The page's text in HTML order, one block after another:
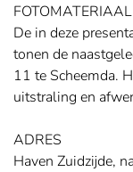
FOTOMATERIAAL
De in deze
tonen de
11 te Scheemda.
uitstraling en
ADRES
Haven Zuidzijde,